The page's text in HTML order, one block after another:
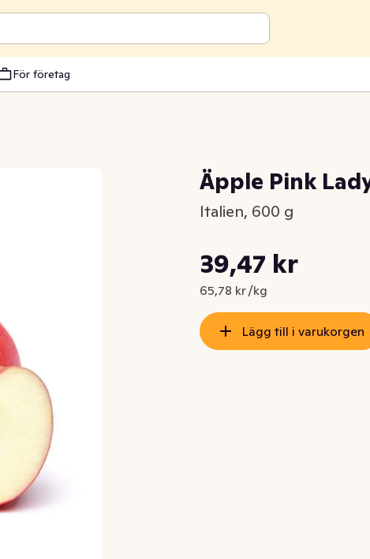
För företag
Äpple Pink
Italien, 600 g
Nuvarande pris är: 39,47 kr
39,47 kr
65,78 kr /kg
Styckpris: 65,78 kr /kg
Lägg till i varukorgen